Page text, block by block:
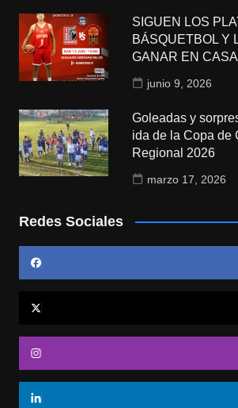
SIGUEN LOS
BÁSQUETBOL Y
GANAR EN CASA
junio 9, 2026
Goleadas y
ida de la Copa de
Regional 2026
marzo 17, 2026
Redes Sociales